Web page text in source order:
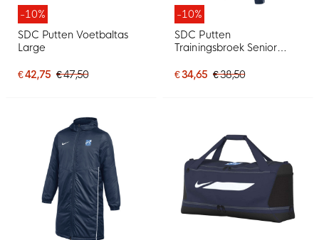
-10%
SDC Putten Voetbaltas
Large
€ 42,75 € 47,50
-10%
SDC Putten
Trainingsbroek Senior
€ 34,65 € 38,50